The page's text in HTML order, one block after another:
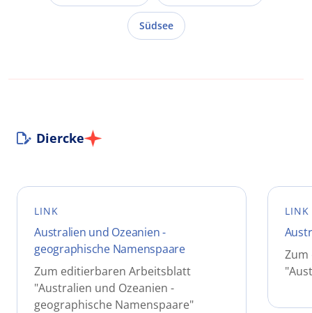
Südsee
Diercke
LINK
Australien und Ozeanien -
geographische Namenspaare
Zum editierbaren Arbeitsblatt
"Australien und Ozeanien -
geographische Namenspaare"
LINK